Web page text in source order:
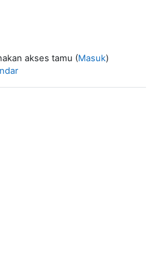
akses tamu (Masuk)